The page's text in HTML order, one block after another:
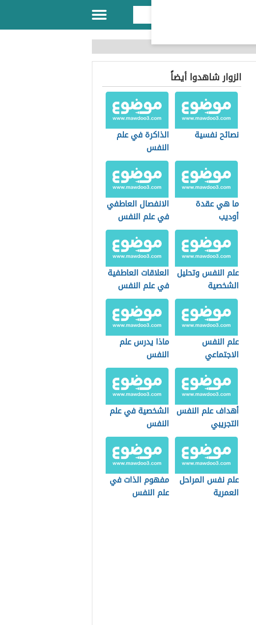
الزوار شاهدوا أيضاً
نصائح نفسية
الذاكرة في علم
النفس
ما هي عقدة
أوديب
الانفصال العاطفي
في علم النفس
علم النفس وتحليل
الشخصية
العلاقات العاطفية
في علم النفس
علم النفس
الاجتماعي
ماذا يدرس علم
النفس
أهداف علم النفس
التجريبي
الشخصية في علم
النفس
علم نفس المراحل
العمرية
مفهوم الذات في
علم النفس